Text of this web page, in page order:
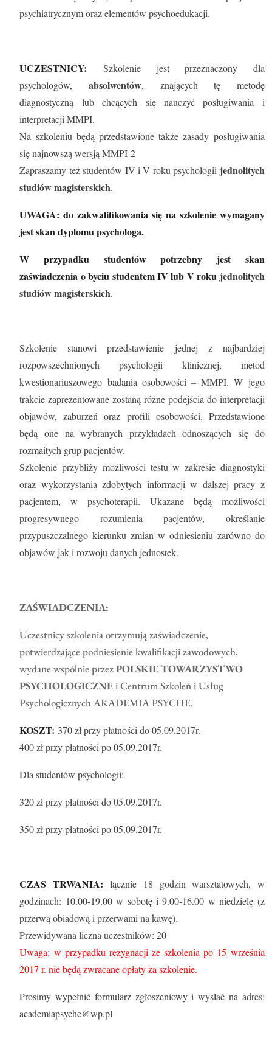
psychiatrycznym oraz elementów psychoedukacji.
UCZESTNICY: Szkolenie jest przeznaczony dla
psychologów, absolwentów, znających tę metodę
diagnostyczną lub chcących się nauczyć posługiwania i
interpretacji MMPI.
Na szkoleniu będą przedstawione także zasady posługiwania
się najnowszą wersją MMPI-2
Zapraszamy też studentów IV i V roku psychologii jednolitych
studiów magisterskich.
UWAGA: do zakwalifikowania się na szkolenie wymagany
jest skan dyplomu psychologa.
W przypadku studentów potrzebny jest skan
zaświadczenia o byciu studentem IV lub V roku jednolitych
studiów magisterskich.
Szkolenie stanowi przedstawienie jednej z najbardziej
rozpowszechnionych psychologii klinicznej, metod
kwestionariuszowego badania osobowości – MMPI. W jego
trakcie zaprezentowane zostaną różne podejścia do interpretacji
objawów, zaburzeń oraz profili osobowości. Przedstawione
będą one na wybranych przykładach odnoszących się do
rozmaitych grup pacjentów.
Szkolenie przybliży możliwości testu w zakresie diagnostyki
oraz wykorzystania zdobytych informacji w dalszej pracy z
pacjentem, w psychoterapii. Ukazane będą możliwości
progresywnego rozumienia pacjentów, określanie
przypuszczalnego kierunku zmian w odniesieniu zarówno do
objawów jak i rozwoju danych jednostek.
ZAŚWIADCZENIA:
Uczestnicy szkolenia otrzymują zaświadczenie,
potwierdzające podniesienie kwalifikacji zawodowych,
wydane wspólnie przezPOLSKIE TOWARZYSTWO
PSYCHOLOGICZNEi Centrum Szkoleń i Usług
Psychologicznych AKADEMIA PSYCHE.
KOSZT: 370 zł przy płatności do 05.09.2017r.
400 zł przy płatności po 05.09.2017r.
Dla studentów psychologii:
320 zł przy płatności do 05.09.2017r.
350 zł przy płatności po 05.09.2017r.
CZAS TRWANIA: łącznie 18 godzin warsztatowych, w
godzinach: 10.00-19.00 w sobotę i 9.00-16.00 w niedzielę (z
przerwą obiadową i przerwami na kawę).
Przewidywana liczna uczestników: 20
Uwaga: w przypadku rezygnacji ze szkolenia po 15 września
2017 r. nie będą zwracane opłaty za szkolenie.
Prosimy wypełnić formularz zgłoszeniowy i wysłać na adres:
academiapsyche@wp.pl